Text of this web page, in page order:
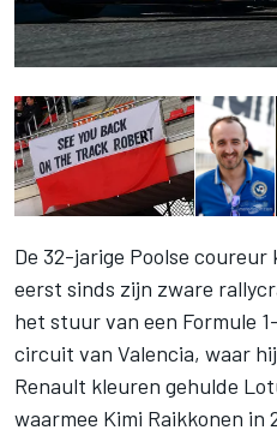
De 32-jarige Poolse
eerst sinds zijn zware
het stuur van een Formule
circuit van Valencia, waar
Renault kleuren gehulde
waarmee Kimi Raikkonen in